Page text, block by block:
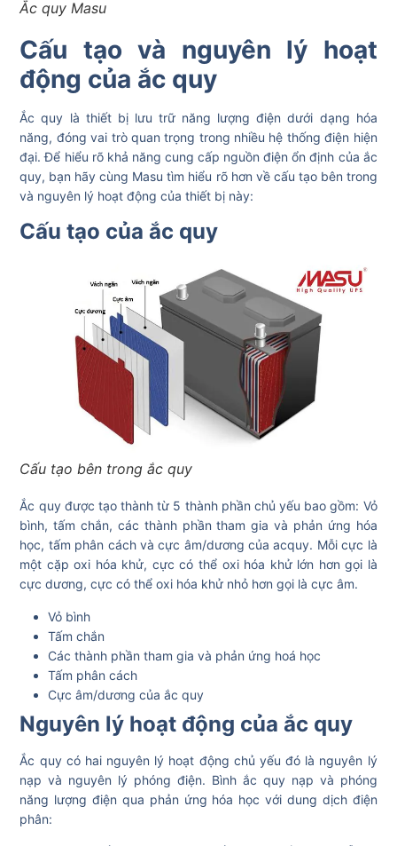
Ắc quy Masu
Cấu tạo và nguyên lý hoạt
động của ắc quy
Ắc quy là thiết bị lưu trữ năng lượng điện dưới dạng hóa
năng, đóng vai trò quan trọng trong nhiều hệ thống điện hiện
đại. Để hiểu rõ khả năng cung cấp nguồn điện ổn định của ắc
quy, bạn hãy cùng Masu tìm hiểu rõ hơn về cấu tạo bên trong
và nguyên lý hoạt động của thiết bị này:
Cấu tạo của ắc quy
Cấu tạo bên trong ắc quy
Ắc quy được tạo thành từ 5 thành phần chủ yếu bao gồm: Vỏ
bình, tấm chắn, các thành phần tham gia và phản ứng hóa
học, tấm phân cách và cực âm/dương của acquy. Mỗi cực là
một cặp oxi hóa khử, cực có thể oxi hóa khử lớn hơn gọi là
cực dương, cực có thể oxi hóa khử nhỏ hơn gọi là cực âm.
Vỏ bình
Tấm chắn
Các thành phần tham gia và phản ứng hoá học
Tấm phân cách
Cực âm/dương của ắc quy
Nguyên lý hoạt động của ắc quy
Ắc quy có hai nguyên lý hoạt động chủ yếu đó là nguyên lý
nạp và nguyên lý phóng điện. Bình ắc quy nạp và phóng
năng lượng điện qua phản ứng hóa học với dung dịch điện
phân: